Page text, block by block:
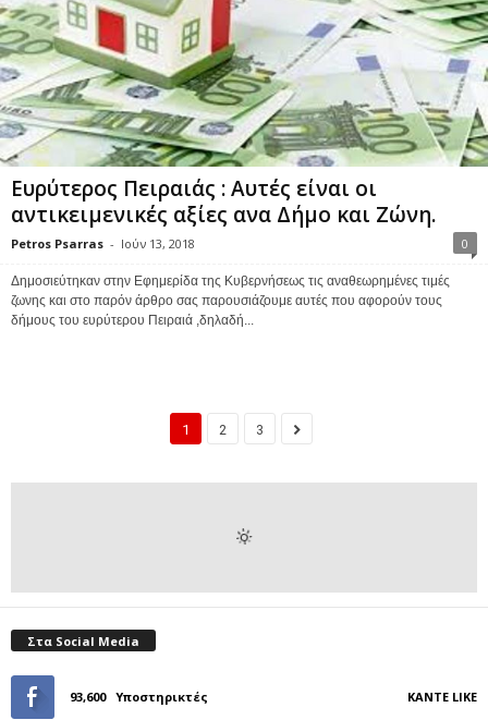
Ευρύτερος Πειραιάς : Αυτές είναι οι
αντικειμενικές αξίες ανα Δήμο και Ζώνη.
Petros Psarras - Ιούν 13, 2018 0
Δημοσιεύτηκαν στην Εφημερίδα της Κυβερνήσεως τις αναθεωρημένες τιμές
ζωνης και στο παρόν άρθρο σας παρουσιάζουμε αυτές που αφορούν τους
δήμους του ευρύτερου Πειραιά ,δηλαδή...
1 2 3
Στα Social Media
93,600 Υποστηρικτές ΚΆΝΤΕ LIKE